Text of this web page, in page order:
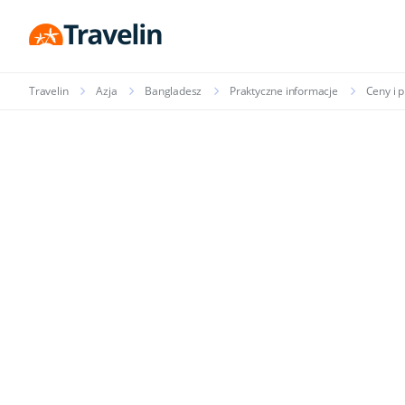
Travelin Azja Bangladesz Praktyczne informacje Ceny i